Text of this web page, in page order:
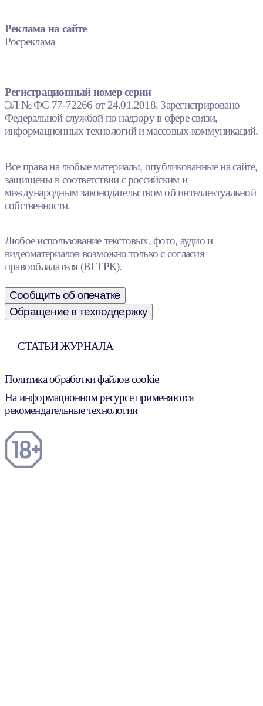
Реклама на сайте
Росреклама
Регистрационный номер серии
ЭЛ № ФС 77-72266 от 24.01.2018. Зарегистрировано
Федеральной службой по надзору в сфере связи,
информационных технологий и массовых коммуникаций.
Все права на любые материалы, опубликованные на сайте,
защищены в соответствии с российским и
международным законодательством об интеллектуальной
собственности.
Любое использование текстовых, фото, аудио и
видеоматериалов возможно только с согласия
правообладателя (ВГТРК).
Сообщить об опечатке
Обращение в техподдержку
СТАТЬИ ЖУРНАЛА
Политика обработки файлов cookie
На информационном ресурсе применяются
рекомендательные технологии